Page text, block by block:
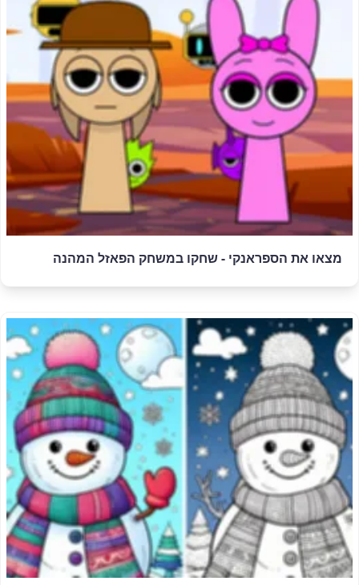
מצאו את הספראנקי - שחקו במשחק הפאזל המהנה